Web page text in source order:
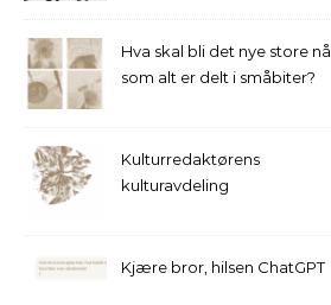
Hva skal bli det nye store nå
som alt er delt i småbiter?
Kulturredaktørens
kulturavdeling
Kjære bror, hilsen ChatGPT